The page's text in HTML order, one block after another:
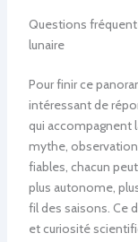
Questions
lunaire
Pour finir ce
intéressant de
qui accompagnent
mythe,
fiables, chacun
plus autonome,
fil des saisons. Ce
et curiosité